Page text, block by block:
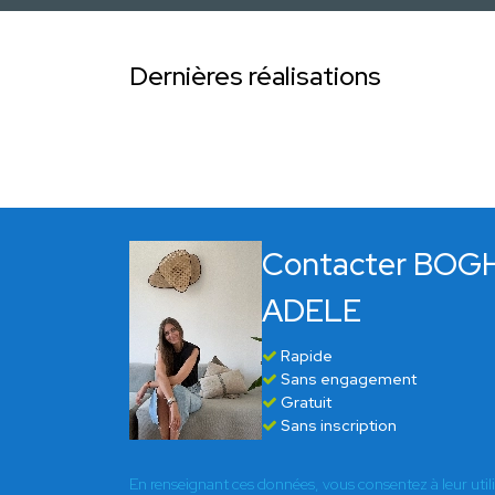
Dernières réalisations
Contacter
ADELE
Rapide
Sans engagement
Gratuit
Sans inscription
En renseignant ces données, vous consentez à leur